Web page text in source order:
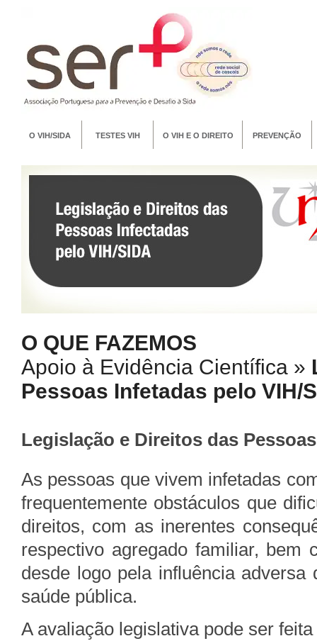
O VIH/SIDA TESTES VIH O VIH E O DIREITO PREVENÇÃO
O QUE FAZEMOS
Apoio à Evidência Científica »
Pessoas Infetadas pelo VIH/
Legislação e Direitos das
As pessoas que vivem infetadas
frequentemente obstáculos que
direitos, com as inerentes
respectivo agregado familiar, bem
desde logo pela influência
saúde pública.
A avaliação legislativa pode ser